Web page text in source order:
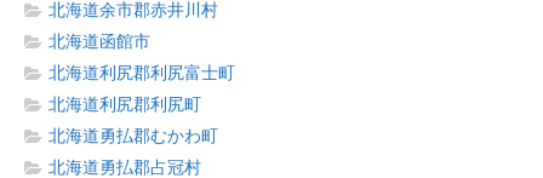
北海道余市郡赤井川村
北海道函館市
北海道利尻郡利尻富士町
北海道利尻郡利尻町
北海道勇払郡むかわ町
北海道勇払郡占冠村